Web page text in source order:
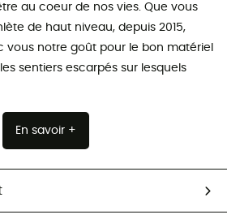
au coeur de nos vies. Que vous
de haut niveau, depuis 2015,
vous notre goût pour le bon matériel
sentiers escarpés sur lesquels
En savoir +